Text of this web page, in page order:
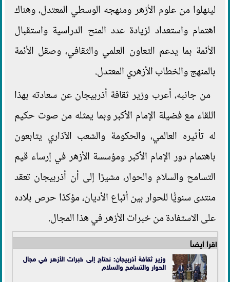
لينهلوا من علوم الأزهر ومنهجه الوسطي المعتدل، وهناك
اهتمام واستعداد لزيادة عدد المنح الدراسية واستقبال
الأئمة بما يدعم التعاون العلمي والثقافي، وصقل الأئمة
بالمنهج والخطاب الأزهري المعتدل.
من جانبه، أعرب وزير ثقافة أذربيجان عن سعادته بهذا
اللقاء مع فضيلة الإمام الأكبر وبما يمثله من صوت حكيم
له تأثيره العالمي، والحكومة والشعب الآذاري يتابعون
باهتمام دور الإمام الأكبر ومؤسسة الأزهر في إرساء قيم
التسامح والسلام والحوار، مشيرًا إلى أن أذربيجان تعقد
منتدى سنويًّا للحوار بين أتباع الأديان، مؤكدًا حرص بلاده
على الاستفادة من خبرات الأزهر في هذا المجال.
اقرأ أيضاً
وزير ثقافة أذربيجان: نحتاج إلى خبرات الأزهر في مجال
الحوار والتسامح والسلام